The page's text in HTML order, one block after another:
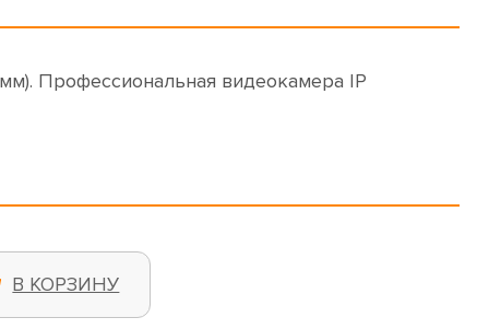
Профессиональная видеокамера IP
В КОРЗИНУ